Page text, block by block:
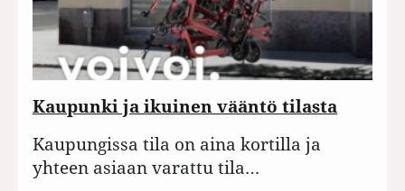
Kaupunki ja ikuinen vääntö tilasta
Kaupungissa tila on aina kortilla ja
yhteen asiaan varattu tila…